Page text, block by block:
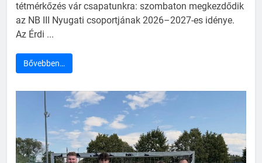
tétmérkőzés vár csapatunkra: szombaton megkezdődik
az NB III Nyugati csoportjának 2026–2027-es idénye.
Az Érdi ...
Bővebben…